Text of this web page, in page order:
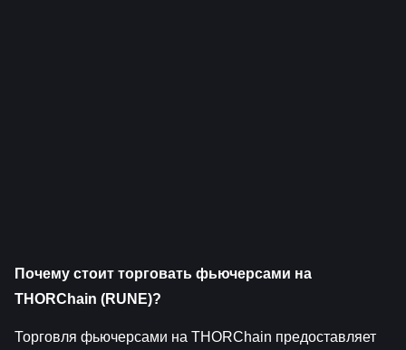
Почему стоит торговать фьючерсами на
THORChain (RUNE)?
Торговля фьючерсами на THORChain предоставляет